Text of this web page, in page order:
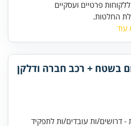
החלטות.
עוד
בשטח + רכב חברה ודלקן
דרושים/ות עובדים/ות לתפקיד